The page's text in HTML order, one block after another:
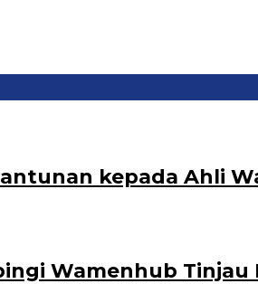
kepada Ahli
Wamenhub Tinjau